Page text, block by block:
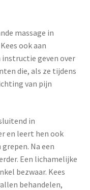
massage in
ook aan
instructie geven over
die, als ze tijdens
van pijn
in
en leert hen ook
Na een
Een lichamelijke
bezwaar. Kees
behandelen,